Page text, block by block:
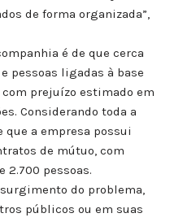
de forma organizada”,
é de que cerca
pessoas ligadas à base
prejuízo estimado em
Considerando toda a
que a empresa possui
de mútuo, com
2.700 pessoas.
do problema,
públicos ou em suas